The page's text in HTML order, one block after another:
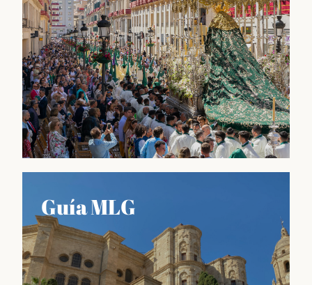
Información sobre las fiestas más importantes del
calendario malagueño, como la Feria de Agosto o la
Semana Santa, así como también sobre las
tradiciones culinarias, artesanales y culturales que
hacen de esta región un lugar único en España.
Guía MLG